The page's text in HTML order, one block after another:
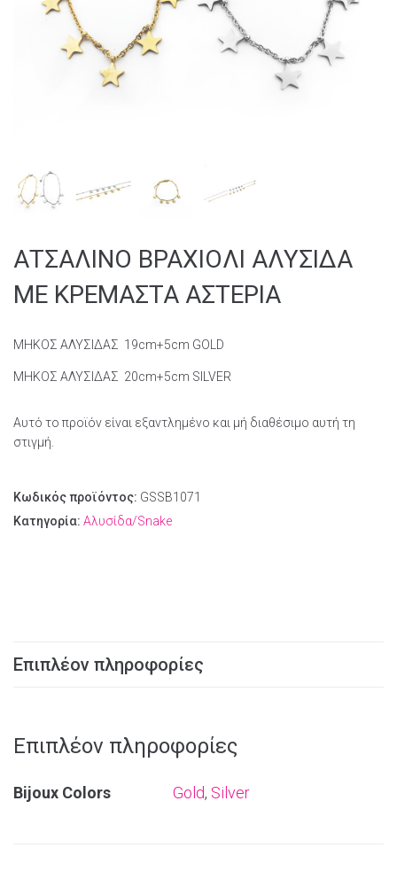
ΑΤΣΑΛΙΝΟ ΒΡΑΧΙΟΛΙ ΑΛΥΣΙΔΑ
ΜΕ ΚΡΕΜΑΣΤΑ ΑΣΤΕΡΙΑ
ΜΗΚΟΣ ΑΛΥΣΙΔΑΣ 19cm+5cm GOLD
ΜΗΚΟΣ ΑΛΥΣΙΔΑΣ 20cm+5cm SILVER
Αυτό το προϊόν είναι εξαντλημένο και μή διαθέσιμο αυτή τη
στιγμή.
Κωδικός προϊόντος: GSSB1071
Κατηγορία: Αλυσίδα/Snake
Επιπλέον πληροφορίες
Επιπλέον πληροφορίες
Bijoux Colors Gold, Silver